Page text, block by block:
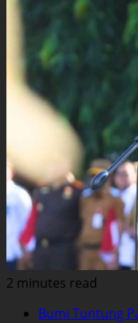
2 minutes read
Bumi Tuntung